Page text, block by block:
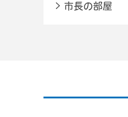
市長の部屋